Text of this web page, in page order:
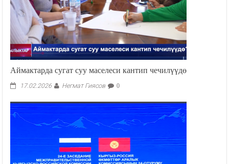
Аймактарда сугат суу маселеси кантип чечилүүдө
17.02.2026 Негмат Гиясов 0